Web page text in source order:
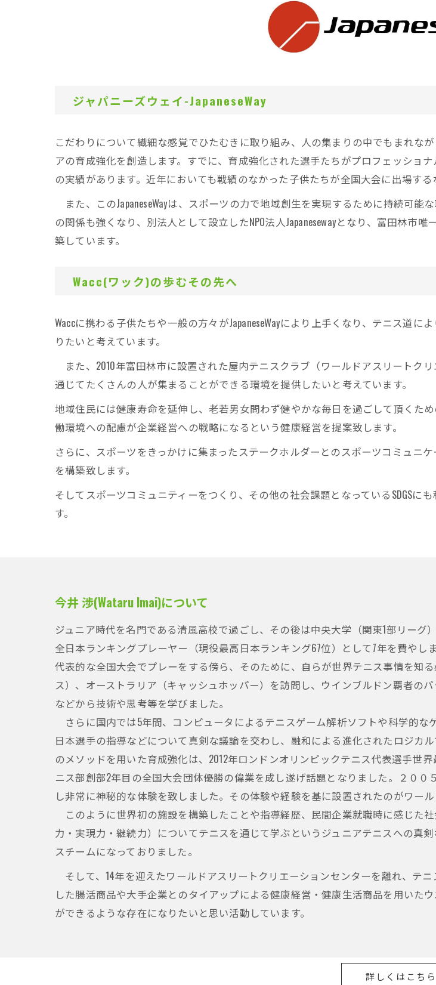
ジャパニーズウェイ-JapaneseWay
こだわりについて繊細な感覚でひたむきに取り組み、人の集まりの中でもまれな
アの育成強化を創造します。すでに、育成強化された選手たちがプロフェッショ
の実績があります。近年においても戦績のなかった子供たちが全国大会に出場する
また、このJapaneseWayは、スポーツの力で地域創生を実現するために持続可
の関係も強くなり、別法人として設立したNPO法人Japanesewayとなり、富田林
築しています。
Wacc(ワック)の歩むその先へ
Waccに携わる子供たちや一般の方々がJapaneseWayにより上手くなり、テニス道
りたいと考えています。
また、2010年富田林市に設置された屋内テニスクラブ（ワールドアスリートク
通じてたくさんの人が集まることができる環境を提供したいと考えています。
地域住民には健康寿命を延伸し、老若男女問わず健やかな毎日を過ごして頂くた
働環境への配慮が企業経営への戦略になるという健康経営を提案致します。
さらに、スポーツをきっかけに集まったステークホルダーとのスポーツコミュニ
を構築致します。
そしてスポーツコミュニティーをつくり、その他の社会課題となっているSDGS
す。
今井 渉(Wataru Imai)について
ジュニア時代を名門である清風高校で過ごし、その後は中央大学（関東1部リーグ
全日本ランキングプレーヤー（現役最高日本ランキング67位）として7年を費や
代表的な全国大会でプレーをする傍ら、そのために、自らが世界テニス事情を知
ス）、オーストラリア（キャッシュホッパー）を訪問し、ウインブルドン覇者の
などから技術や思考等を学びました。
さらに国内では5年間、コンピュータによるテニスゲーム解析ソフトや科学的
日本選手の指導などについて真剣な議論を交わし、融和による進化されたロジカ
のメソッドを用いた育成強化は、2012年ロンドンオリンピックテニス代表選手世
ニス部創部2年目の全国大会団体優勝の偉業を成し遂げ話題となりました。２０
し非常に神秘的な体験を致しました。その体験や経験を基に設置されたのがワー
このように世界初の施設を構築したことや指導経歴、民間企業就職時に感じた
力・実現力・継続力）についてテニスを通じて学ぶというジュニアテニスへの真
スチームになっておりました。
そして、14年を迎えたワールドアスリートクリエーションセンターを離れ、テ
した腸活商品や大手企業とのタイアップによる健康経営・健康生活商品を用いた
ができるような存在になりたいと思い活動しています。
詳しくはこちら